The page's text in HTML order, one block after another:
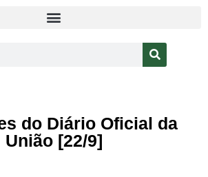
do Diário Oficial da
União [22/9]